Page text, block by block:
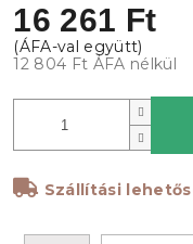
16 261 Ft
12 804 Ft ÁFA nélkül
Szállítási